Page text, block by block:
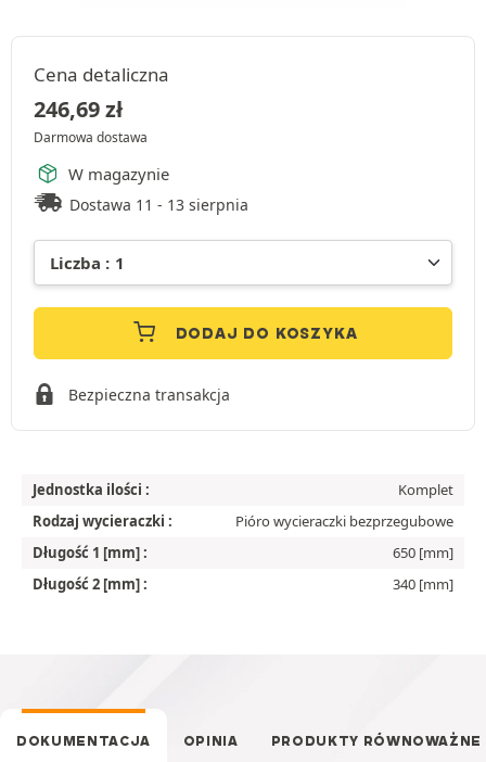
Cena detaliczna
246,69zł
Darmowa dostawa
W magazynie
Dostawa 11 - 13 sierpnia
DODAJ DO KOSZYKA
Bezpieczna transakcja
Jednostka ilości :
Komplet
Rodzaj wycieraczki :
Pióro wycieraczki bezprzegubowe
Długość 1 [mm] :
650 [mm]
Długość 2 [mm] :
340 [mm]
DOKUMENTACJA OPINIA PRODUKTY RÓWNOWAŻNE